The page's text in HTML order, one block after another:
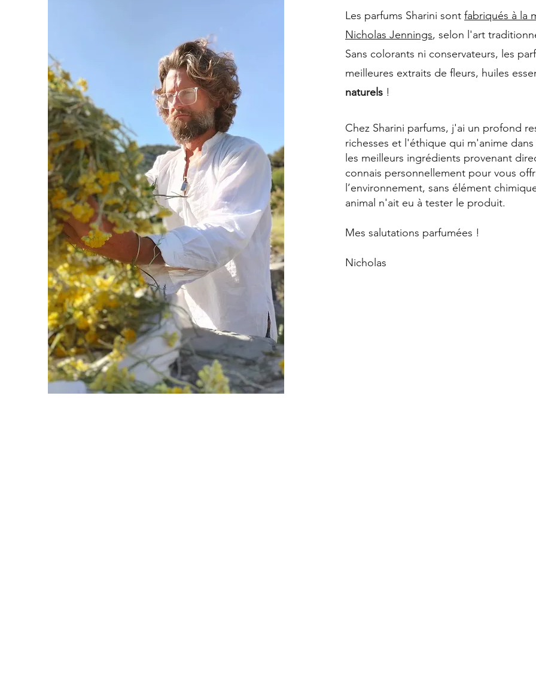
Les parfums Sharini sontfabriqués à la
Nicholas Jennings, selon l'art
Sans colorants ni conservateurs, les
meilleures extraits de fleurs, huiles
naturels !
Chez Sharini parfums, j'ai un profond
richesses et l'éthique qui m'anime
les meilleurs ingrédients provenant
connais personnellement pour vous
l’environnement, sans élément
animal n'ait eu à tester le produit.
Mes salutations parfumées !
Nicholas